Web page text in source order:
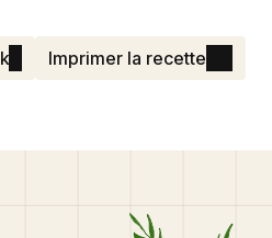
Imprimer la recette